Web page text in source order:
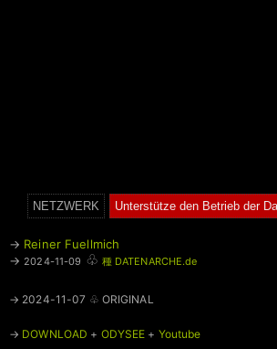
NETZWERK Unterstütze den Betrieb der
→ Reiner Fuellmich
→ 2024-11-09 ♧ 種 DATENARCHE.de
→ 2024-11-07 ♧ ORIGINAL
→ DOWNLOAD + ODYSEE + Youtube